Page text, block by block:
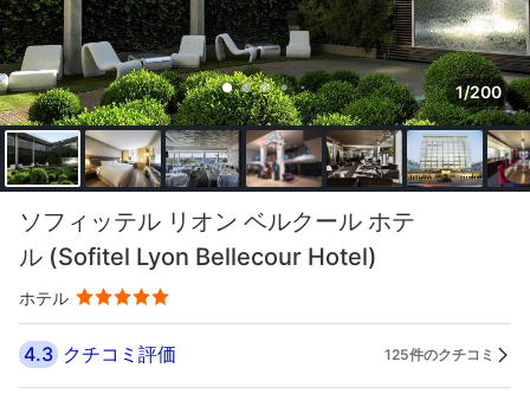
1/200
ソフィッテル リオン ベルクール ホテ
ル (Sofitel Lyon Bellecour Hotel)
ホテル
4.3 クチコミ評価 125件のクチコミ